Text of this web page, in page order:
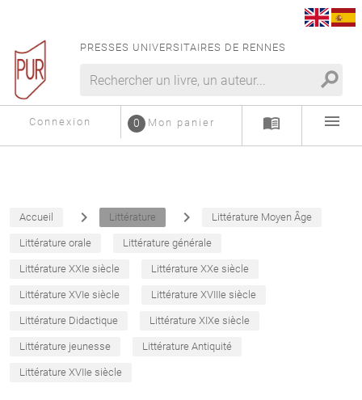
PRESSES UNIVERSITAIRES DE RENNES
search
Connexion Mon panier
0 menu_book menu
Accueil navigate_next Littérature navigate_next Littérature Moyen Âge
Littérature orale Littérature générale
Littérature XXIe siècle Littérature XXe siècle
Littérature XVIe siècle Littérature XVIIIe siècle
Littérature Didactique Littérature XIXe siècle
Littérature jeunesse Littérature Antiquité
Littérature XVIIe siècle